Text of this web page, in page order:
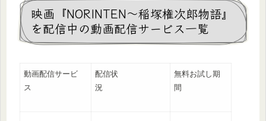
映画『NORINTEN～稲塚権次郎物語』
を配信中の動画配信サービス一覧
動画配信サービ
ス
配信状
況
無料お試し期
間